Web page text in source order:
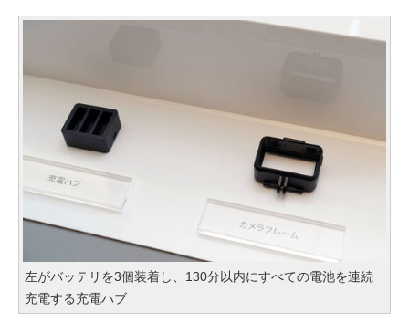
左がバッテリを3個装着し、130分以内にすべての電池を連続
充電する充電ハブ